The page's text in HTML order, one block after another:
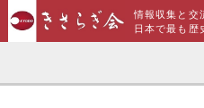
情報収集と交
日本で最も歴